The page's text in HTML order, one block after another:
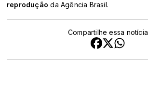
reprodução da Agência Brasil.
Compartilhe essa notícia